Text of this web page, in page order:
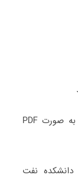
(موارد ۳.۲ و ۴ در قالب یک فایل و به صورت PDF
نفت